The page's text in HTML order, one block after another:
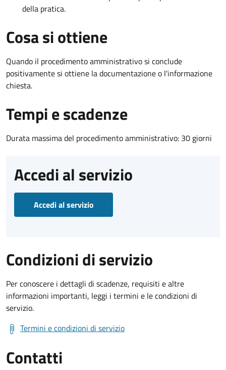
della pratica.
Cosa si ottiene
Quando il procedimento amministrativo si conclude
positivamente si ottiene la documentazione o l'informazione
chiesta.
Tempi e scadenze
Durata massima del procedimento amministrativo: 30 giorni
Accedi al servizio
Accedi al servizio
Condizioni di servizio
Per conoscere i dettagli di scadenze, requisiti e altre
informazioni importanti, leggi i termini e le condizioni di
servizio.
Termini e condizioni di servizio
Contatti